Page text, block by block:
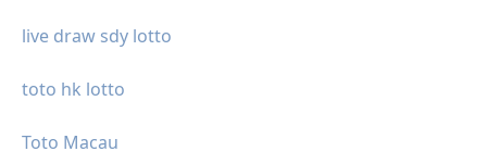
live draw sdy lotto
toto hk lotto
Toto Macau